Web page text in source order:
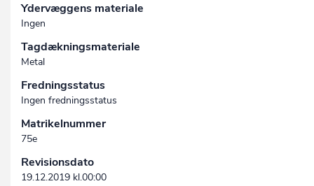
Ydervæggens materiale
Ingen
Tagdækningsmateriale
Metal
Fredningsstatus
Ingen fredningsstatus
Matrikelnummer
75e
Revisionsdato
19.12.2019 kl.00:00